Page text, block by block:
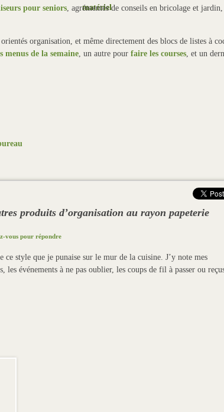
matériel
pour seniors, agrémentés de conseils en bricolage et
organisation, et même directement des blocs de listes à
menus de la semaine, un autre pour faire les courses, et un
produits d’organisation au rayon papeterie
vous pour répondre
style que je punaise sur le mur de la cuisine. J’y note mes
événements à ne pas oublier, les coups de fil à passer ou